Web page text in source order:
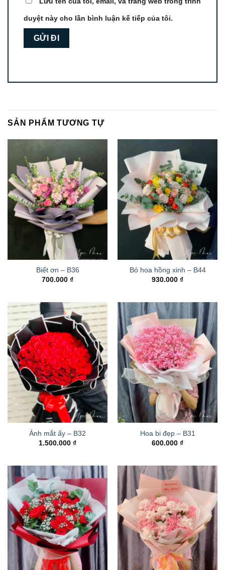
duyệt này cho lần bình luận kế tiếp của tôi.
SẢN PHẨM TƯƠNG TỰ
Biết ơn – B36
700.000 ₫
Bó hoa hồng xinh – B44
930.000 ₫
Ánh mắt ấy – B32
1.500.000 ₫
Hoa bi đẹp – B31
600.000 ₫